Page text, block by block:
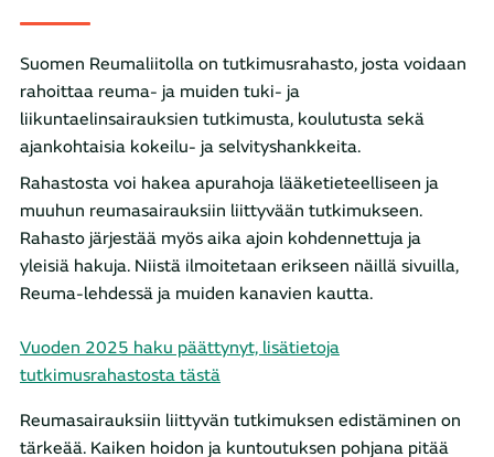
Suomen Reumaliitolla on tutkimusrahasto, josta voidaan
rahoittaa reuma- ja muiden tuki- ja
liikuntaelinsairauksien tutkimusta, koulutusta sekä
ajankohtaisia kokeilu- ja selvityshankkeita.
Rahastosta voi hakea apurahoja lääketieteelliseen ja
muuhun reumasairauksiin liittyvään tutkimukseen.
Rahasto järjestää myös aika ajoin kohdennettuja ja
yleisiä hakuja. Niistä ilmoitetaan erikseen näillä sivuilla,
Reuma-lehdessä ja muiden kanavien kautta.
Vuoden 2025 haku päättynyt, lisätietoja
tutkimusrahastosta tästä
Reumasairauksiin liittyvän tutkimuksen edistäminen on
tärkeää. Kaiken hoidon ja kuntoutuksen pohjana pitää